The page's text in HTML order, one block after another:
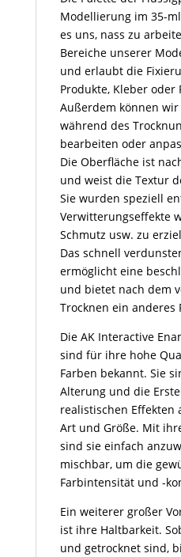
Modellierung im 35-
es uns, nass zu
Bereiche unserer
und erlaubt die
Produkte, Kleber oder
Außerdem können
während des
bearbeiten oder
Die Oberfläche ist
und weist die Textur
Sie wurden speziell
Verwitterungseffekte
Schmutz usw. zu
Das schnell
ermöglicht eine
und bietet nach dem
Trocknen ein anderes
Die AK Interactive
sind für ihre hohe
Farben bekannt. Sie
Alterung und die
realistischen Effekten
Art und Größe. Mit
sind sie einfach
mischbar, um die
Farbintensität und -
Ein weiterer großer
ist ihre Haltbarkeit.
und getrocknet sind,